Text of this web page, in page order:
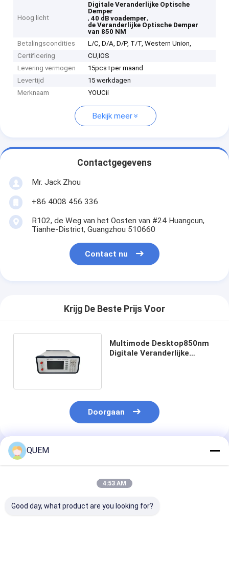
Hoog licht
Digitale Veranderlijke Optische
Demper
,40 dB voademper,
de Veranderlijke Optische Demper
van 850 NM
Betalingscondities
L/C, D/A, D/P, T/T, Western Union,
Certificering
CU,IOS
Levering vermogen
15pcs+per maand
Levertijd
15 werkdagen
Merknaam
YOUCii
Bekijk meer
Contactgegevens
Mr. Jack Zhou
+86 4008 456 336
R102, de Weg van het Oosten van #24 Huangcun,
Tianhe-District, Guangzhou 510660
Contact nu
Krijg De Beste Prijs Voor
Multimode Desktop850nm
Digitale Veranderlijke
Doorgaan
Geadviseerde Producten
QUEM
4:53 AM
Good day, what product are you looking for?